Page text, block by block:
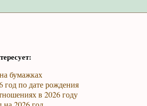
бумажках
год по дате рождения
в 2026 году